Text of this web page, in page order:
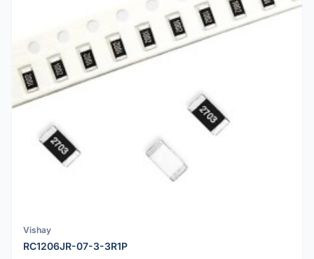
Vishay
RC1206JR-07-3-3R1P